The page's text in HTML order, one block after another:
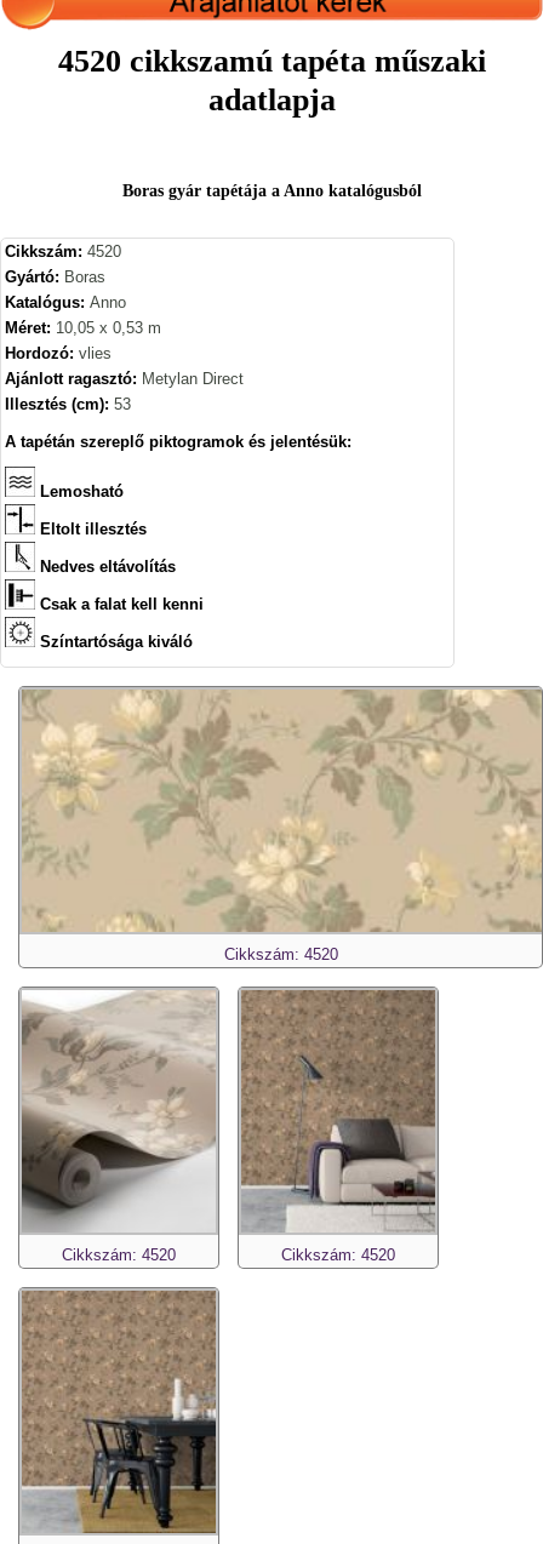
4520 cikkszamú tapéta műszaki
adatlapja
Boras gyár tapétája a Anno katalógusból
Cikkszám: 4520
Gyártó: Boras
Katalógus: Anno
Méret: 10,05 x 0,53 m
Hordozó: vlies
Ajánlott ragasztó: Metylan Direct
Illesztés (cm): 53
A tapétán szereplő piktogramok és jelentésük:
Lemosható
Eltolt illesztés
Nedves eltávolítás
Csak a falat kell kenni
Színtartósága kiváló
Cikkszám: 4520
Cikkszám: 4520 Cikkszám: 4520